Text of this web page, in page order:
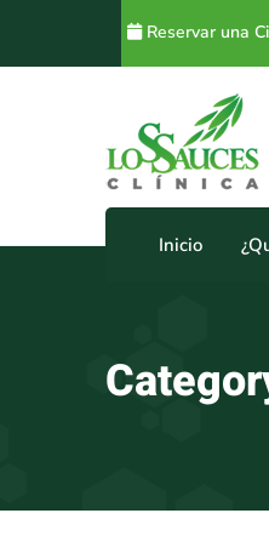
Reservar una
Horarios
24 Horas
Inicio